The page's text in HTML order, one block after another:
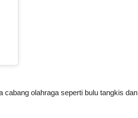
cabang olahraga seperti bulu tangkis dan